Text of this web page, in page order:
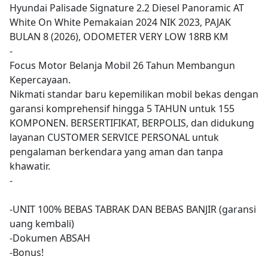
Hyundai Palisade Signature 2.2 Diesel Panoramic AT
White On White Pemakaian 2024 NIK 2023, PAJAK
BULAN 8 (2026), ODOMETER VERY LOW 18RB KM
-
Focus Motor Belanja Mobil 26 Tahun Membangun
Kepercayaan.
Nikmati standar baru kepemilikan mobil bekas dengan
garansi komprehensif hingga 5 TAHUN untuk 155
KOMPONEN. BERSERTIFIKAT, BERPOLIS, dan didukung
layanan CUSTOMER SERVICE PERSONAL untuk
pengalaman berkendara yang aman dan tanpa
khawatir.
-
-UNIT 100% BEBAS TABRAK DAN BEBAS BANJIR (garansi
uang kembali)
-Dokumen ABSAH
-Bonus!